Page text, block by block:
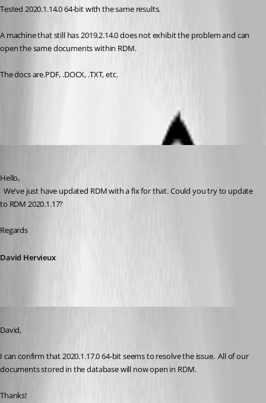
Tested 2020.1.14.0 64-bit with the same results.
A machine that still has 2019.2.14.0 does not exhibit the problem and can
open the same documents within RDM.
The docs are.PDF, .DOCX, .TXT, etc.
Hello,
to RDM 2020.1.17?
Regards
David Hervieux
David,
I can confirm that 2020.1.17.0 64-bit seems to resolve the issue.  All of our
documents stored in the database will now open in RDM.
Thanks!